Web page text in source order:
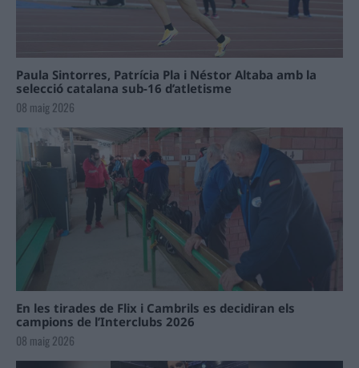
Paula Sintorres, Patrícia Pla i Néstor Altaba amb la
selecció catalana sub-16 d’atletisme
08 maig 2026
En les tirades de Flix i Cambrils es decidiran els
campions de l’Interclubs 2026
08 maig 2026